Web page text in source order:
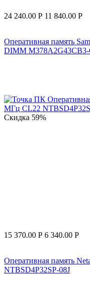
24 240.00 Р 11 840.00 Р
Оперативная память
DIMM M378A2G43CB3-
Скидка 59%
15 370.00 Р 6 340.00 Р
Оперативная память
NTBSD4P32SP-08J